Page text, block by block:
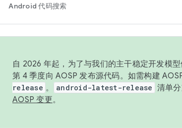
Android 代码搜索
自 2026 年起，为了与我们的主干稳定开发模
第 4 季度向 AOSP 发布源代码。如需构建
release 。 android-latest-release 清单
AOSP 变更。